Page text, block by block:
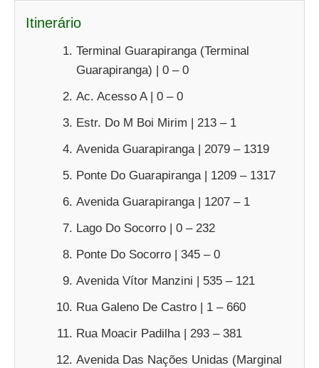
Itinerário
Terminal Guarapiranga (Terminal
Guarapiranga) | 0 – 0
Ac. Acesso A | 0 – 0
Estr. Do M Boi Mirim | 213 – 1
Avenida Guarapiranga | 2079 – 1319
Ponte Do Guarapiranga | 1209 – 1317
Avenida Guarapiranga | 1207 – 1
Lago Do Socorro | 0 – 232
Ponte Do Socorro | 345 – 0
Avenida Vítor Manzini | 535 – 121
Rua Galeno De Castro | 1 – 660
Rua Moacir Padilha | 293 – 381
Avenida Das Nações Unidas (Marginal